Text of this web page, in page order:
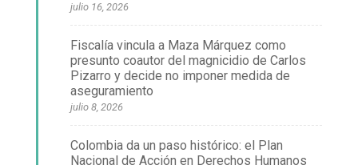
julio 16, 2026
Fiscalía vincula a Maza Márquez como
presunto coautor del magnicidio de Carlos
Pizarro y decide no imponer medida de
aseguramiento
julio 8, 2026
Colombia da un paso histórico: el Plan
Nacional de Acción en Derechos Humanos